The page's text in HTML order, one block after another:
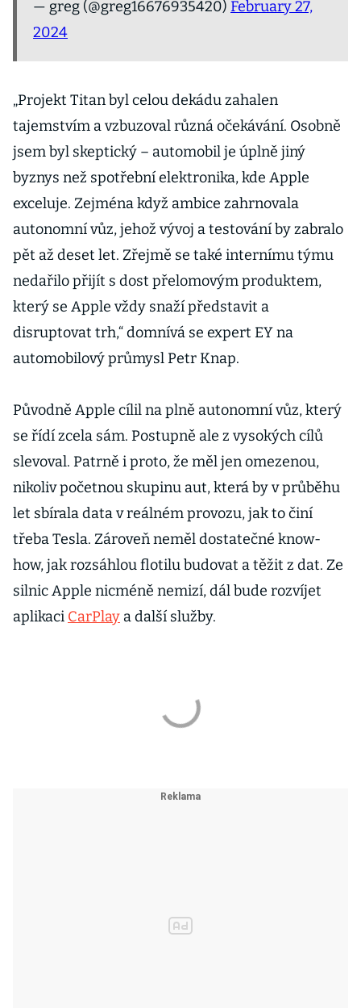
— greg (@greg16676935420) February 27,
2024
„Projekt Titan byl celou dekádu zahalen
tajemstvím a vzbuzoval různá očekávání. Osobně
jsem byl skeptický – automobil je úplně jiný
byznys než spotřební elektronika, kde Apple
exceluje. Zejména když ambice zahrnovala
autonomní vůz, jehož vývoj a testování by zabralo
pět až deset let. Zřejmě se také internímu týmu
nedařilo přijít s dost přelomovým produktem,
který se Apple vždy snaží představit a
disruptovat trh,“ domnívá se expert EY na
automobilový průmysl Petr Knap.
Původně Apple cílil na plně autonomní vůz, který
se řídí zcela sám. Postupně ale z vysokých cílů
slevoval. Patrně i proto, že měl jen omezenou,
nikoliv početnou skupinu aut, která by v průběhu
let sbírala data v reálném provozu, jak to činí
třeba Tesla. Zároveň neměl dostatečné know-
how, jak rozsáhlou flotilu budovat a těžit z dat. Ze
silnic Apple nicméně nemizí, dál bude rozvíjet
aplikaci CarPlay a další služby.